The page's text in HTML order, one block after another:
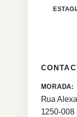
MORADA:
Rua
1250-008